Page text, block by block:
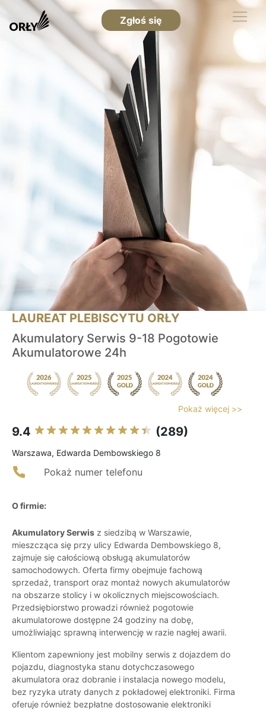
Zgłoś się
LAUREAT PLEBISCYTU ORŁY
Akumulatory Serwis 9-18 Pogotowie
Akumulatorowe 24h
Pokaż więcej >>
9.4 (289)
Warszawa, Edwarda Dembowskiego 8
Pokaż numer telefonu
O firmie:
Akumulatory Serwis z siedzibą w Warszawie,
mieszcząca się przy ulicy Edwarda Dembowskiego 8,
zajmuje się całościową obsługą akumulatorów
samochodowych. Oferta firmy obejmuje fachową
sprzedaż, transport oraz montaż nowych akumulatorów
na obszarze stolicy i w okolicznych miejscowościach.
Przedsiębiorstwo prowadzi również pogotowie
akumulatorowe dostępne 24 godziny na dobę,
umożliwiając sprawną interwencję w razie nagłej awarii.
Klientom zapewniony jest mobilny serwis z dojazdem do
pojazdu, diagnostyka stanu dotychczasowego
akumulatora oraz dobranie i instalacja nowego modelu,
bez ryzyka utraty danych z pokładowej elektroniki. Firma
oferuje również bezpłatne dostosowanie elektroniki